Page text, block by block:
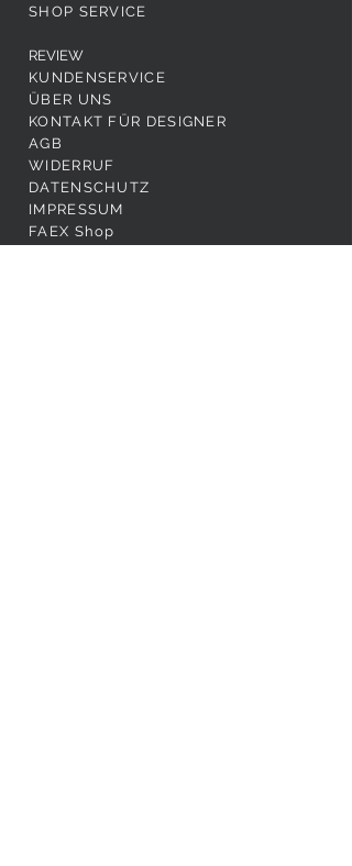
SHOP SERVICE
REVIEW
KUNDENSERVICE
ÜBER UNS
KONTAKT FÜR DESIGNER
AGB
WIDERRUF
DATENSCHUTZ
IMPRESSUM
FAEX Shop